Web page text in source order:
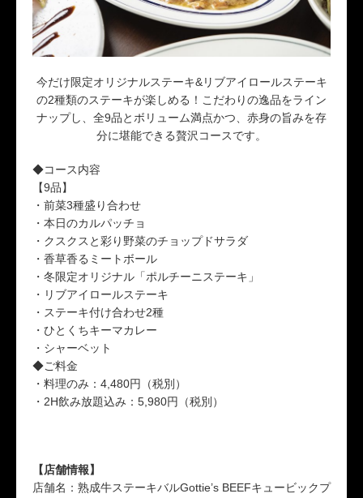
今だけ限定オリジナルステーキ&リブアイロールステーキ
の2種類のステーキが楽しめる！こだわりの逸品をライン
ナップし、全9品とボリューム満点かつ、赤身の旨みを存
分に堪能できる贅沢コースです。
◆コース内容
【9品】
・前菜3種盛り合わせ
・本日のカルパッチョ
・クスクスと彩り野菜のチョップドサラダ
・香草香るミートボール
・冬限定オリジナル「ポルチーニステーキ」
・リブアイロールステーキ
・ステーキ付け合わせ2種
・ひとくちキーマカレー
・シャーベット
◆ご料金
・料理のみ：4,480円（税別）
・2H飲み放題込み：5,980円（税別）
【店舗情報】
店舗名：熟成牛ステーキバルGottie’s BEEFキュービックプ